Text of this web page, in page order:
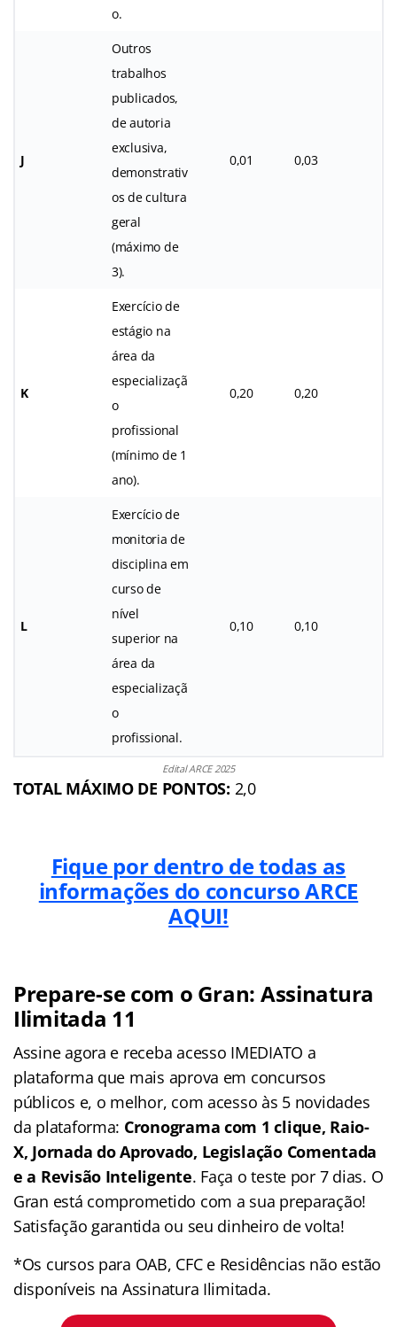
o.
J
Outros
trabalhos
publicados,
de autoria
exclusiva,
demonstrativ
os de cultura
geral
(máximo de
3).
0,01 0,03
K
Exercício de
estágio na
área da
especializaçã
o
profissional
(mínimo de 1
ano).
0,20 0,20
L
Exercício de
monitoria de
disciplina em
curso de
nível
superior na
área da
especializaçã
o
profissional.
0,10 0,10
Edital ARCE 2025
TOTAL MÁXIMO DE PONTOS: 2,0
Fique por dentro de todas as
informações do concurso ARCE
AQUI!
Prepare-se com o Gran: Assinatura
Ilimitada 11
Assine agora e receba acesso IMEDIATO a
plataforma que mais aprova em concursos
públicos e, o melhor, com acesso às 5 novidades
da plataforma: Cronograma com 1 clique, Raio-
X, Jornada do Aprovado, Legislação Comentada
e a Revisão Inteligente. Faça o teste por 7 dias. O
Gran está comprometido com a sua preparação!
Satisfação garantida ou seu dinheiro de volta!
*Os cursos para OAB, CFC e Residências não estão
disponíveis na Assinatura Ilimitada.